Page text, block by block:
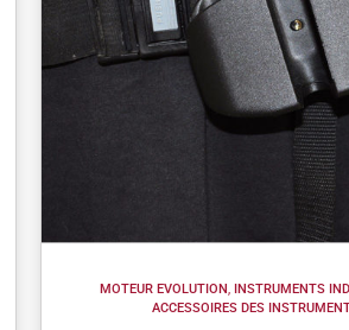
MOTEUR EVOLUTION, INSTRUMENTS
ACCESSOIRES DES